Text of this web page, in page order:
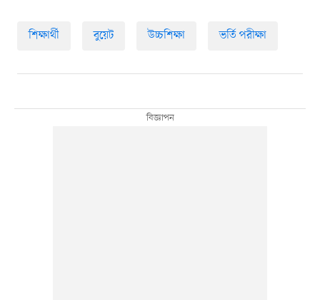
শিক্ষার্থী বুয়েট উচ্চশিক্ষা ভর্তি পরীক্ষা